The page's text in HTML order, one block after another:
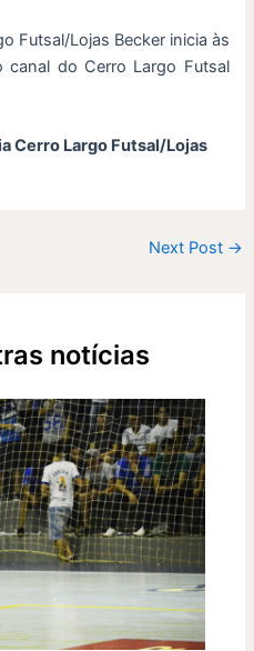
Futsal/Lojas Becker inicia às
do Cerro Largo Futsal
Cerro Largo Futsal/Lojas
Next Post →
notícias